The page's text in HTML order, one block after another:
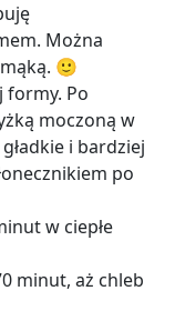
Można
🙂
formy. Po
moczoną w
i bardziej
po
w ciepłe
minut, aż chleb